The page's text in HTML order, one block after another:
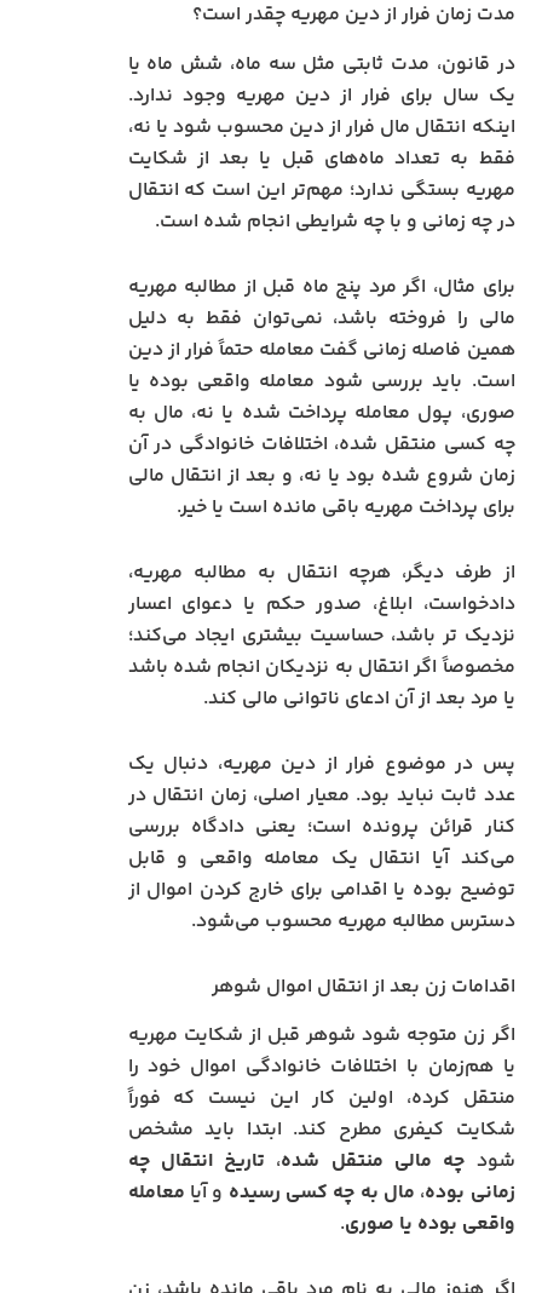
مدت زمان فرار از دین مهریه چقدر است؟
در قانون، مدت ثابتی مثل سه ماه، شش ماه یا
یک سال برای فرار از دین مهریه وجود ندارد.
اینکه انتقال مال فرار از دین محسوب شود یا نه،
فقط به تعداد ماه‌های قبل یا بعد از شکایت
مهریه بستگی ندارد؛ مهم‌تر این است که انتقال
در چه زمانی و با چه شرایطی انجام شده است.
برای مثال، اگر مرد پنج ماه قبل از مطالبه مهریه
مالی را فروخته باشد، نمی‌توان فقط به دلیل
همین فاصله زمانی گفت معامله حتماً فرار از دین
است. باید بررسی شود معامله واقعی بوده یا
صوری، پول معامله پرداخت شده یا نه، مال به
چه کسی منتقل شده، اختلافات خانوادگی در آن
زمان شروع شده بود یا نه، و بعد از انتقال مالی
برای پرداخت مهریه باقی مانده است یا خیر.
از طرف دیگر، هرچه انتقال به مطالبه مهریه،
دادخواست، ابلاغ، صدور حکم یا دعوای اعسار
نزدیک‌ تر باشد، حساسیت بیشتری ایجاد می‌کند؛
مخصوصاً اگر انتقال به نزدیکان انجام شده باشد
یا مرد بعد از آن ادعای ناتوانی مالی کند.
پس در موضوع فرار از دین مهریه، دنبال یک
عدد ثابت نباید بود. معیار اصلی، زمان انتقال در
کنار قرائن پرونده است؛ یعنی دادگاه بررسی
می‌کند آیا انتقال یک معامله واقعی و قابل
توضیح بوده یا اقدامی برای خارج کردن اموال از
دسترس مطالبه مهریه محسوب می‌شود.
اقدامات زن بعد از انتقال اموال شوهر
اگر زن متوجه شود شوهر قبل از شکایت مهریه
یا هم‌زمان با اختلافات خانوادگی اموال خود را
منتقل کرده، اولین کار این نیست که فوراً
شکایت کیفری مطرح کند. ابتدا باید مشخص
شود چه مالی منتقل شده، تاریخ انتقال چه
زمانی بوده، مال به چه کسی رسیده و آیا معامله
واقعی بوده یا صوری.